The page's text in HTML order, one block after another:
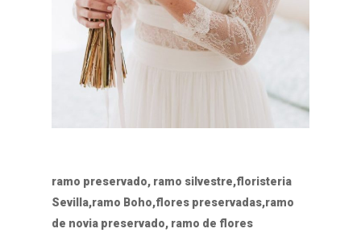
ramo preservado, ramo silvestre,floristeria
Sevilla,ramo Boho,flores preservadas,ramo
de novia preservado, ramo de flores